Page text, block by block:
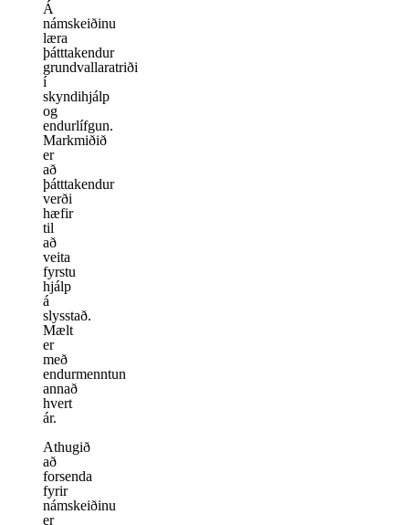
Á
námskeiðinu
læra
þátttakendur
grundvallaratriði
í
skyndihjálp
og
endurlífgun.
Markmiðið
er
að
þátttakendur
verði
hæfir
til
að
veita
fyrstu
hjálp
á
slysstað.
Mælt
er
með
endurmenntun
annað
hvert
ár.
Athugið
að
forsenda
fyrir
námskeiðinu
er